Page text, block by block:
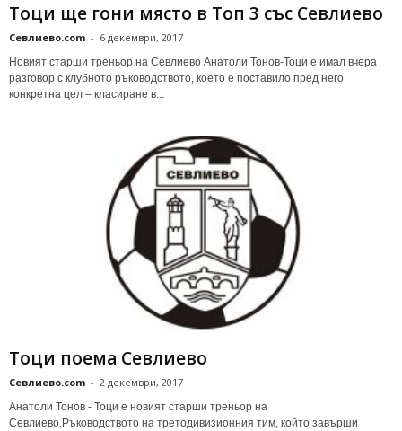
Тоци ще гони място в Топ 3 със Севлиево
Севлиево.com - 6 декември, 2017
Новият старши треньор на Севлиево Анатоли Тонов-Тоци е имал вчера
разговор с клубното ръководството, коeто е поставило пред него
конкретна цел – класиране в...
Тоци поема Севлиево
Севлиево.com - 2 декември, 2017
Анатоли Тонов - Тоци е новият старши треньор на
Севлиево.Ръководството на третодивизионния тим, който завърши